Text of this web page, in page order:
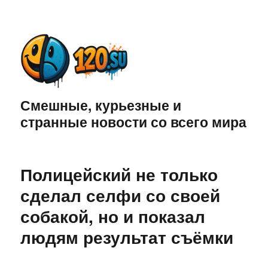
Смешные, курьезные и
странные новости со всего мира
Полицейский не только
сделал селфи со своей
собакой, но и показал
людям результат съёмки